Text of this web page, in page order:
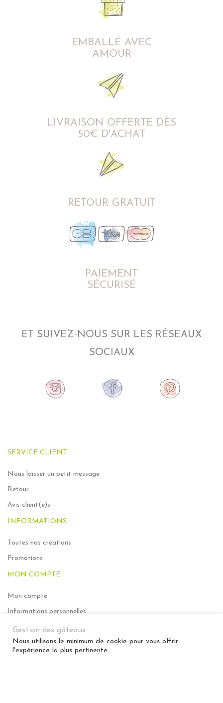
EMBALLÉ AVEC
AMOUR
LIVRAISON OFFERTE DÈS
50€ D'ACHAT
RETOUR GRATUIT
PAIEMENT
SÉCURISÉ
ET SUIVEZ-NOUS SUR LES RÉSEAUX
SOCIAUX
SERVICE CLIENT
Nous laisser un petit message
Retour
Avis client(e)s
INFORMATIONS
Toutes nos créations
Promotions
MON COMPTE
Mon compte
Informations personnelles
Mes commandes
Ma liste de souhaits
Gestion des gâteaux
Nous utilisons le minimum de cookie pour vous offrir
l'expérience la plus pertinente